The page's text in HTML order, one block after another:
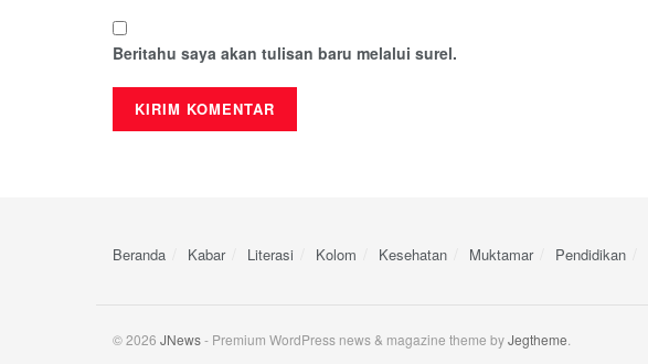
Beritahu saya akan tulisan baru melalui surel.
Beranda Kabar Literasi Kolom Kesehatan Muktamar Pendidikan
© 2026 JNews- Premium WordPress news & magazine theme byJegtheme.